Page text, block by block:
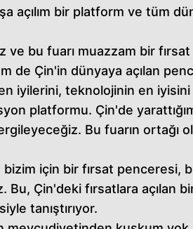
açılım bir platform ve tüm
ve bu fuarı muazzam bir
de Çin'in dünyaya açılan
iyilerini, teknolojinin en
platformu. Çin'de
Bu fuarın ortağı
bizim için bir fırsat penceresi,
Çin'deki fırsatlara açılan
tanıştırıyor.